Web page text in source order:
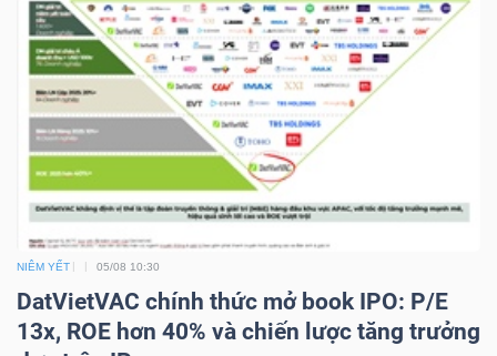
NIÊM YẾT 05/08 10:30
DatVietVAC chính thức mở book IPO: P/E
13x, ROE hơn 40% và chiến lược tăng trưởng
CÔNG
NGHIỆP
TIÊU
DÙNG
KHÔNG
THIẾT